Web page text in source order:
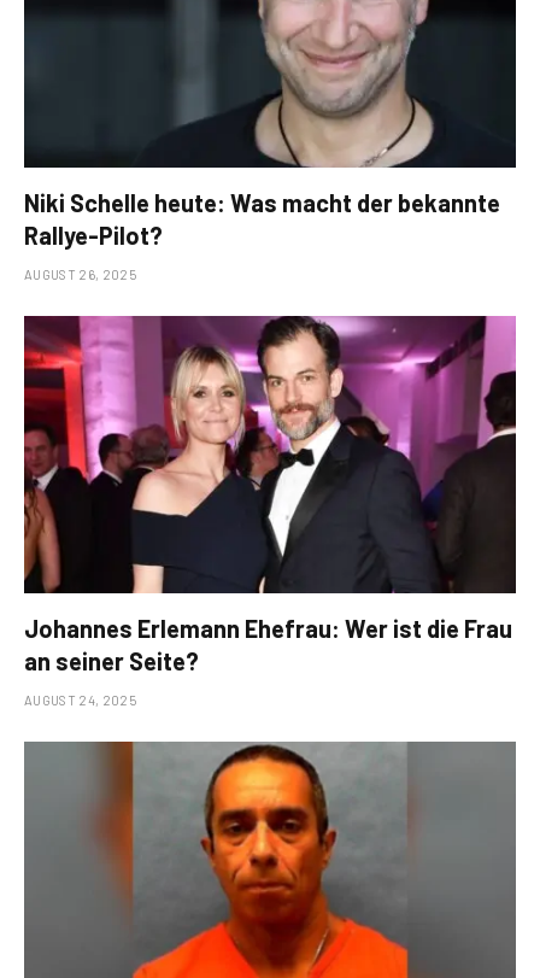
Niki Schelle heute: Was macht der bekannte
Rallye-Pilot?
AUGUST 26, 2025
Johannes Erlemann Ehefrau: Wer ist die Frau
an seiner Seite?
AUGUST 24, 2025